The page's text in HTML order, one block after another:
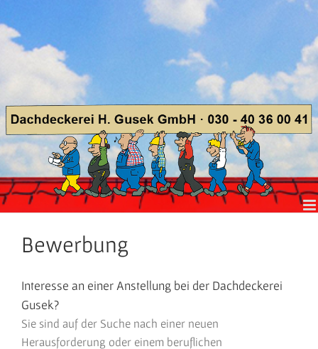
Inhalt
springen
Bewerbung
Interesse an einer Anstellung bei der Dachdeckerei
Gusek?
Sie sind auf der Suche nach einer neuen
Herausforderung oder einem beruflichen